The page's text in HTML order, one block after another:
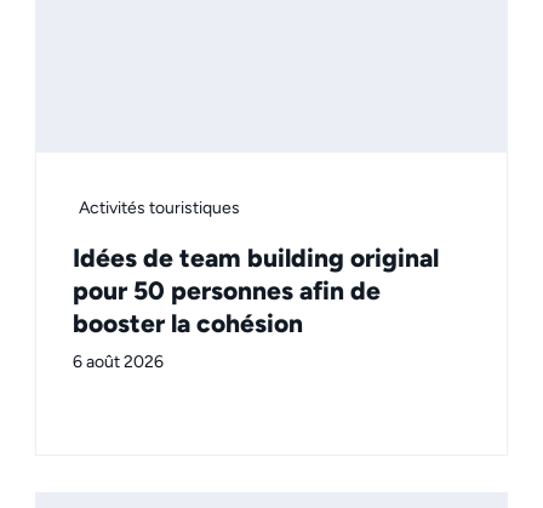
Activités touristiques
Idées de team building original
pour 50 personnes afin de
booster la cohésion
6 août 2026